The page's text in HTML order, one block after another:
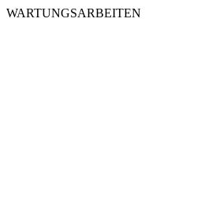
WARTUNGSARBEITEN